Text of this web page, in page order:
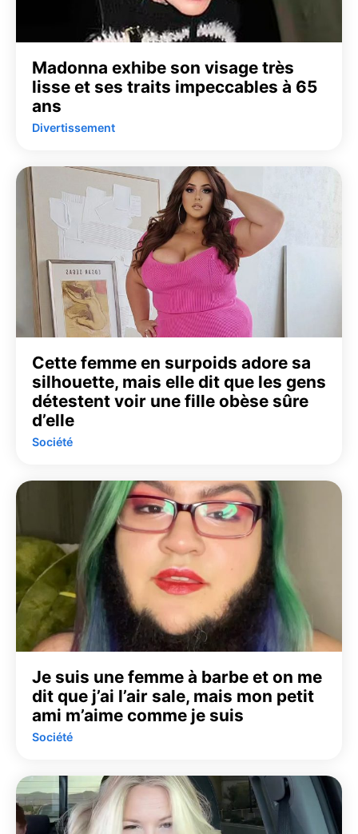
Madonna exhibe son visage très
lisse et ses traits impeccables à 65
ans
Divertissement
Cette femme en surpoids adore sa
silhouette, mais elle dit que les gens
détestent voir une fille obèse sûre
d’elle
Société
Je suis une femme à barbe et on me
dit que j’ai l’air sale, mais mon petit
ami m’aime comme je suis
Société